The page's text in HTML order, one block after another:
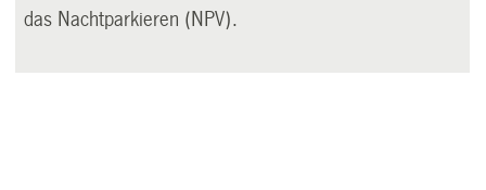
das Nachtparkieren (NPV).